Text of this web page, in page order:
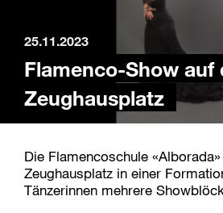
Kontakt
25.11.2023
Flamenco-Show auf
Zeughausplatz
Die Flamencoschule
Zeughausplatz in einer
Tänzerinnen mehrere